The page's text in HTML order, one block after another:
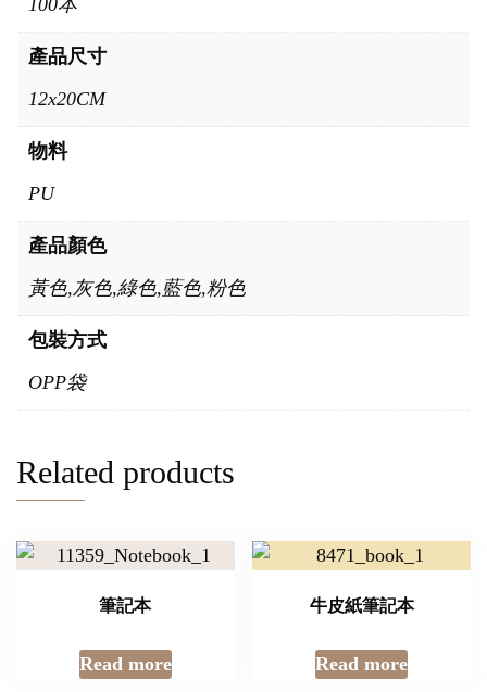
100本
產品尺寸
12x20CM
物料
PU
產品顏色
黃色,灰色,綠色,藍色,粉色
包裝方式
OPP袋
Related products
筆記本
Read more
牛皮紙筆記本
Read more